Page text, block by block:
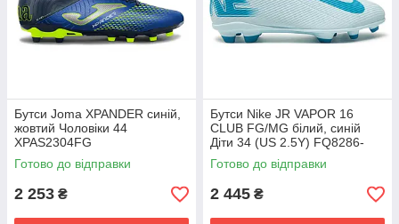
Бутси Joma XPANDER синій,
жовтий Чоловіки 44
XPAS2304FG
Готово до відправки
2 253 ₴
Бутси Nike JR VAPOR 16
CLUB FG/MG білий, синій
Діти 34 (US 2.5Y) FQ8286-
400
Готово до відправки
2 445 ₴